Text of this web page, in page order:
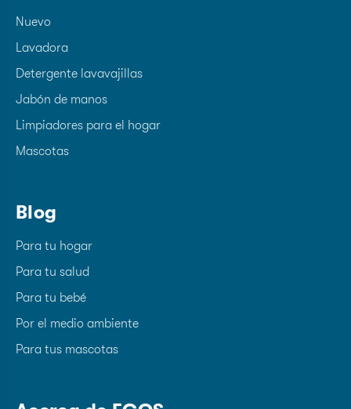
Nuevo
Lavadora
Detergente lavavajillas
Jabón de manos
Limpiadores para el hogar
Mascotas
Blog
Para tu hogar
Para tu salud
Para tu bebé
Por el medio ambiente
Para tus mascotas